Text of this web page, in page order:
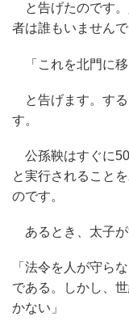
と告げたのです。
者は誰もいません
「これを北門に移
と告げます。する
す。
公孫鞅はすぐに
と実行されること
のです。
あるとき、太子が
「法令を人が守ら
である。しかし、
かない」